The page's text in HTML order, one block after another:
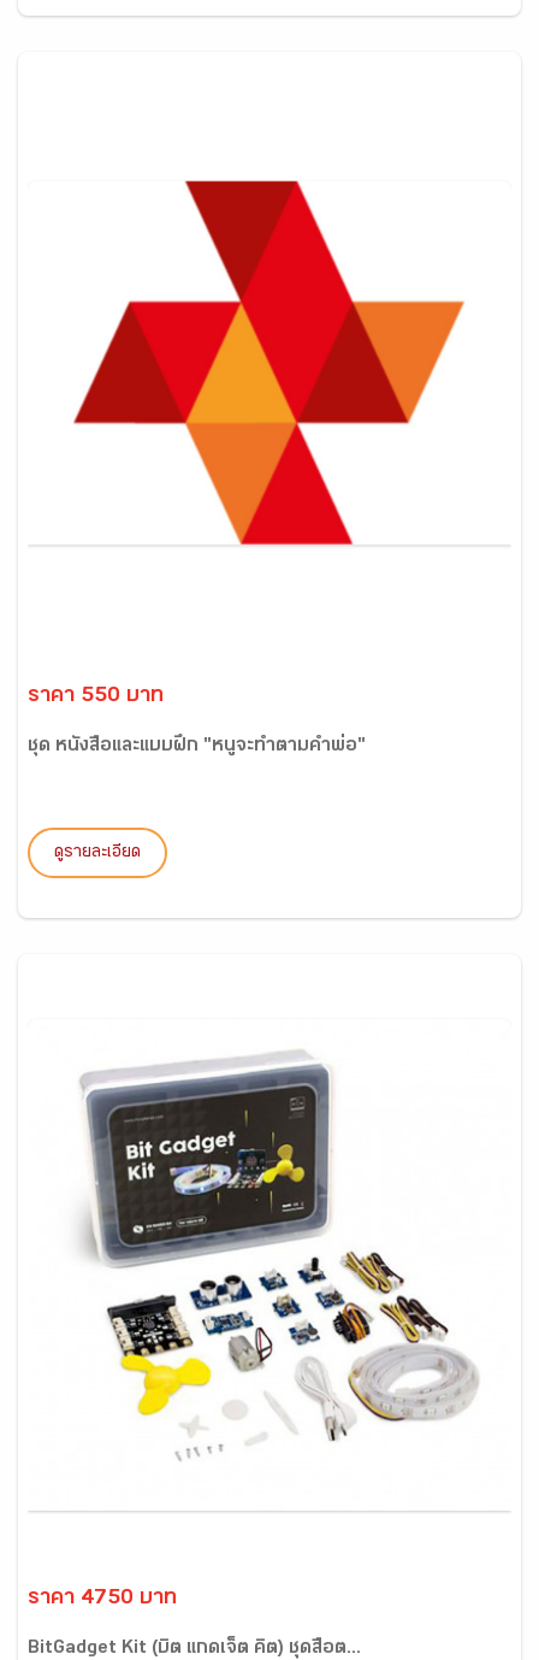
ราคา 550 บาท
ชุด หนังสือและแบบฝึก "หนูจะทำตามคำพ่อ"
ดูรายละเอียด
ราคา 4750 บาท
BitGadget Kit (บิต แกดเจ็ต คิต) ชุดสื่อต...